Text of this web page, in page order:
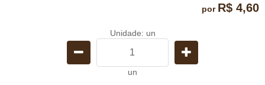
por R$ 4,60
Unidade: un
un